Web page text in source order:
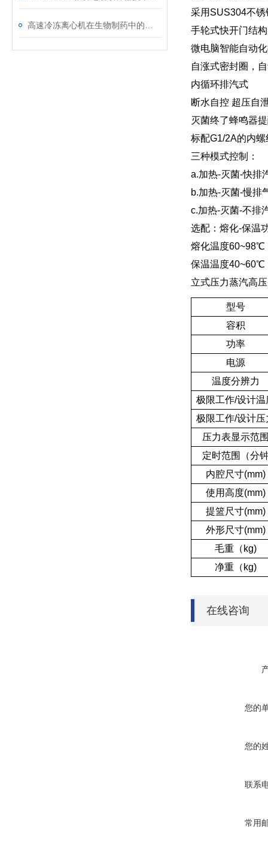
采用SUS304不锈
手轮式快开门结构
微电脑智能自动
自涨式密封圈，
内循环排汽式
断水自控 超压自
灭菌终了蜂鸣器
标配G1/2A的内
三种模式控制：
a.加热-灭菌-快排
b.加热-灭菌-慢排
c.加热-灭菌-不排
选配：熔化-保温
熔化温度60~98℃
保温温度40~60℃
立式压力蒸汽高
型号
容积
功率
电源
温度分辨力
极限工作/设计温
极限工作/设计压
压力表显示范
定时范围（分
内腔尺寸(mm)
使用高度(mm)
提篮尺寸(mm)
外形尺寸(mm)
毛重（kg)
净重（kg)
在线咨询
您的
您的
联系
常用